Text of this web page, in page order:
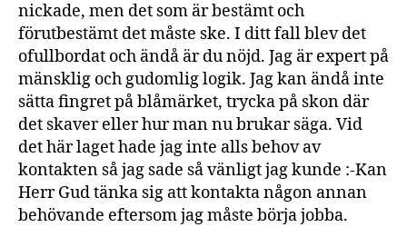
nickade, men det som är bestämt och
förutbestämt det måste ske. I ditt fall blev det
ofullbordat och ändå är du nöjd. Jag är expert på
mänsklig och gudomlig logik. Jag kan ändå inte
sätta fingret på blåmärket, trycka på skon där
det skaver eller hur man nu brukar säga. Vid
det här laget hade jag inte alls behov av
kontakten så jag sade så vänligt jag kunde :-Kan
Herr Gud tänka sig att kontakta någon annan
behövande eftersom jag måste börja jobba.